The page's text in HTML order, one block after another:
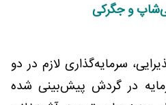
و جگرکی
سرمایه‌گذاری لازم در دو
در گردش پیش‌بینی شده